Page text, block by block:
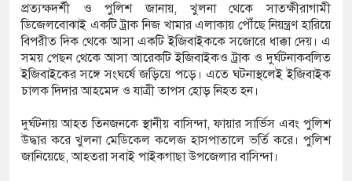
ক্রীড়াবিদদের জন্য আন্তর্জাতিক মানের জাতীয়
আয়োজন করবে সরকার
প্রত্যক্ষদর্শী ও পুলিশ জানায়, খুলনা থেকে সাতক্ষীরাগামী
ডিজেলবোঝাই একটি ট্রাক নিজ খামার এলাকায় পৌঁছে নিয়ন্ত্রণ হারিয়ে
বিপরীত দিক থেকে আসা একটি ইজিবাইককে সজোরে ধাক্কা দেয়। এ
সময় পেছন থেকে আসা আরেকটি ইজিবাইকও ট্রাক ও দুর্ঘটনাকবলিত
ইজিবাইকের সঙ্গে সংঘর্ষে জড়িয়ে পড়ে। এতে ঘটনাস্থলেই ইজিবাইক
চালক দিদার আহমেদ ও যাত্রী তাপস হোড় নিহত হন।
দুর্ঘটনায় আহত তিনজনকে স্থানীয় বাসিন্দা, ফায়ার সার্ভিস এবং পুলিশ
উদ্ধার করে খুলনা মেডিকেল কলেজ হাসপাতালে ভর্তি করে। পুলিশ
জানিয়েছে, আহতরা সবাই পাইকগাছা উপজেলার বাসিন্দা।